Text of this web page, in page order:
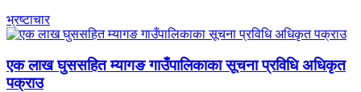
भ्रष्टाचार
एक लाख घुससहित म्यागङ गाउँपालिकाका सूचना प्रविधि अधिकृत
पक्राउ